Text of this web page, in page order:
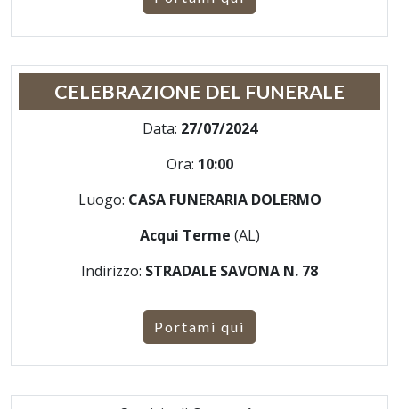
CELEBRAZIONE DEL FUNERALE
Data: 27/07/2024
Ora: 10:00
Luogo: CASA FUNERARIA DOLERMO
Acqui Terme (AL)
Indirizzo: STRADALE SAVONA N. 78
Portami qui